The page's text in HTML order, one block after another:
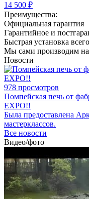
14 500 ₽
Преимущества:
Официальная гарантия
Гарантийное и
Быстрая установка
Мы сами производим
Новости
978 просмотров
Помпейская печь от
EXPO!!
Была предоставлена
мастерклассов.
Все новости
Видео/фото